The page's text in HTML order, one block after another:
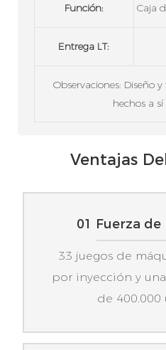
Función: Caja
Entrega LT:
Observaciones: Diseño
hechos a
Ventajas
01 Fuerza
33 juegos de
por inyección y
de 400.000